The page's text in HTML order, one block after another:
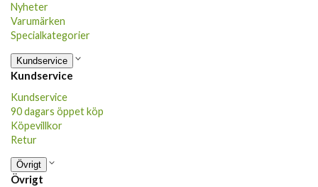
Nyheter
Varumärken
Specialkategorier
Kundservice
Kundservice
Kundservice
90 dagars öppet köp
Köpevillkor
Retur
Övrigt
Övrigt